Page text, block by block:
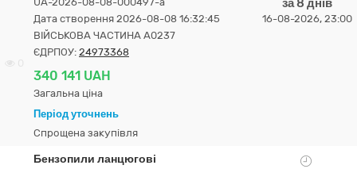
Дата створення 2026-08-08 16:32:45
ВІЙСЬКОВА ЧАСТИНА А0237
ЄДРПОУ: 24973368
340 141 UAH
Загальна ціна
Період уточнень
Спрощена закупівля
за 8 днів
16-08-2026, 23:00
Бензопили ланцюгові